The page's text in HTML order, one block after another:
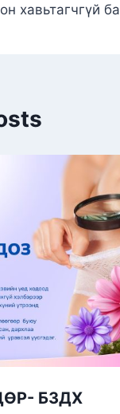
хавьтагчгүй
БЗДХ